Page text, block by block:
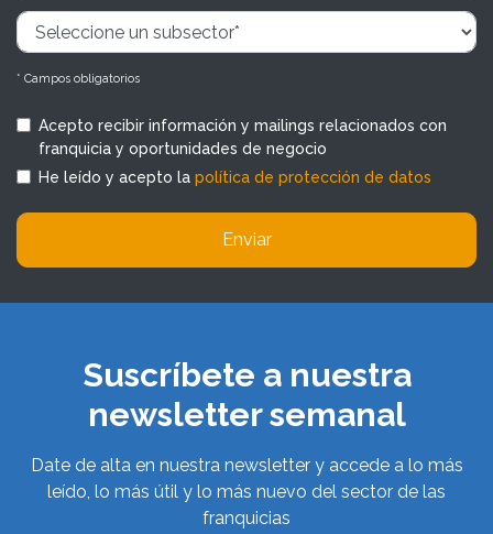
* Campos obligatorios
Acepto recibir información y mailings relacionados con
franquicia y oportunidades de negocio
He leído y acepto la política de protección de datos
Enviar
Suscríbete a nuestra
newsletter semanal
Date de alta en nuestra newsletter y accede a lo más
leído, lo más útil y lo más nuevo del sector de las
franquicias